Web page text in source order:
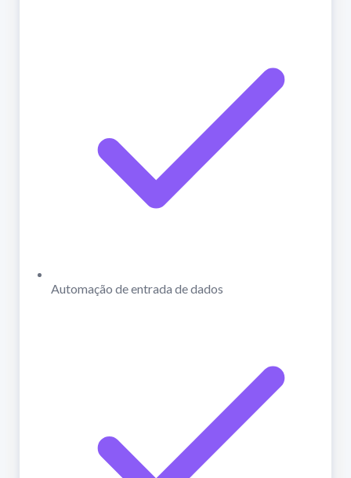
Automação de entrada de dados